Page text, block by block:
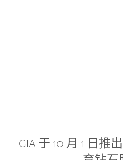
GIA 于 10 月 1 日推